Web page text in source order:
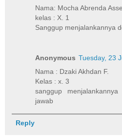
Nama: Mocha Abrenda
kelas : X. 1
Sanggup menjalankannya
Anonymous Tuesday, 23
Nama : Dzaki Akhdan F.
Kelas : x. 3
sanggup
jawab
Reply